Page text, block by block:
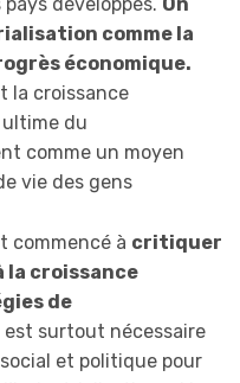
comme la
économique.
la croissance
du
comme un moyen
vie des gens
commencé à critiquer
la croissance
de
est surtout nécessaire
et politique pour